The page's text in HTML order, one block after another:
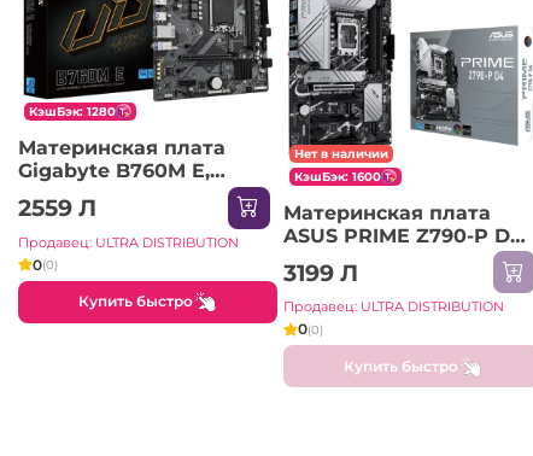
КэшБэк: 1280
Материнская плата
Gigabyte B760M E,
LGA1700, Intel B760,
Micro-ATX
2559 Л
Продавец: ULTRA DISTRIBUTION
0(0)
Купить быстро
Нет в наличии
КэшБэк: 1600
Материнская плата
ASUS PRIME Z790-P D4,
LGA1700, Intel Z790, ATX
3199 Л
Продавец: ULTRA DISTRIBUTION
0(0)
Купить быстро